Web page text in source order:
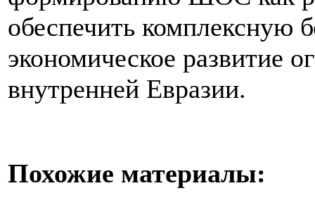
обеспечить комплексную
экономическое развитие
внутренней Евразии.
Похожие материалы: